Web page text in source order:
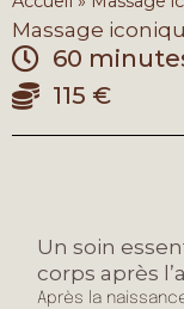
Massage
60
115 €
Un soin
corps après
Après la